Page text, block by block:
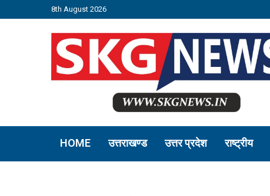
8th August 2026
HOME उत्तराखण्ड उत्तर प्रदेश राष्ट्रीय